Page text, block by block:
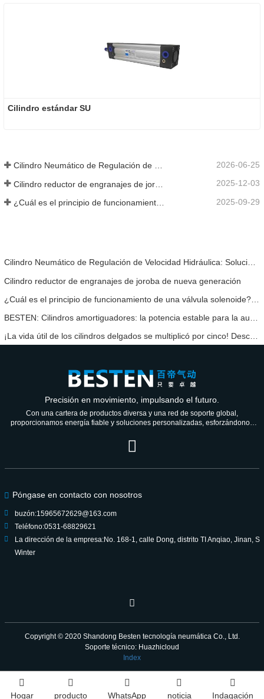
Cilindro estándar SU
Cilindro Neumático de Regulación de Velocidad Hidráulica: Solución de Movimiento Estable Sin Golpes para Equipos Automatizados 2026-06-25
2025-12-03
2025-09-29
Cilindro Neumático de Regulación de Velocidad Hidráulica: Solución de Movimiento Estable Sin Golpes para Equipos Automatizados
Cilindro reductor de engranajes de joroba de nueva generación
¡La vida útil de los cilindros delgados se multiplicó por cinco! Descubra cómo BESTEN Neumático utiliza nuevos materiales para superar las barreras técnicas.
Precisión en movimiento, impulsando el futuro.
Con una cartera de productos diversa y una red de soporte global,
proporcionamos energía fiable y soluciones personalizadas, esforzándonos
Póngase en contacto con nosotros
buzón:15965672629@163.com
Teléfono:0531-68829621
La dirección de la empresa:No. 168-1, calle Dong, distrito TI Anqiao, Jinan, S
Winter
Copyright © 2020 Shandong Besten tecnología neumática Co., Ltd.
Soporte técnico: Huazhicloud
Index
Hogar producto WhatsApp noticia Indagación